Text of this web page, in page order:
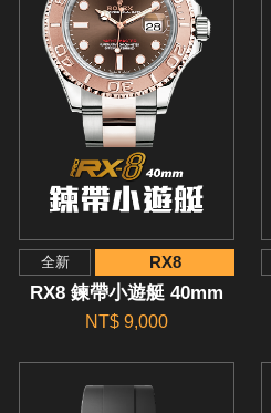
全新 RX8
RX8 鍊帶小遊艇 40mm
NT$ 9,000